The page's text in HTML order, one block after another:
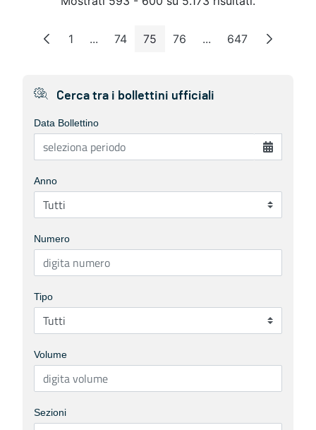
Pagina
1 ...Pagine intermedie
Pagina
74 Pagina
75 Pagina
76 ...Pagine intermedie
Pagina
647
Cerca tra i bollettini ufficiali
Data Bollettino
Anno
Numero
Tipo
Volume
Sezioni